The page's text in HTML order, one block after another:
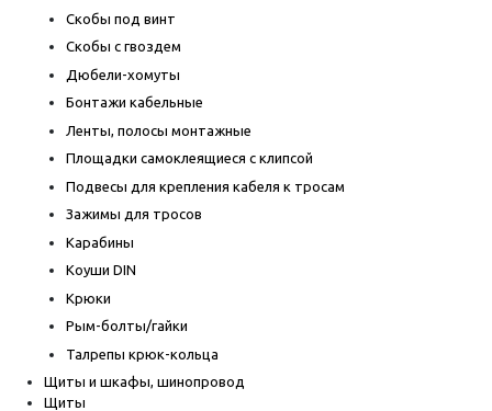
Скобы под винт
Скобы с гвоздем
Дюбели-хомуты
Бонтажи кабельные
Ленты, полосы монтажные
Площадки самоклеящиеся с клипсой
Подвесы для крепления кабеля к тросам
Зажимы для тросов
Карабины
Коуши DIN
Крюки
Рым-болты/гайки
Талрепы крюк-кольца
Щиты и шкафы, шинопровод
Щиты